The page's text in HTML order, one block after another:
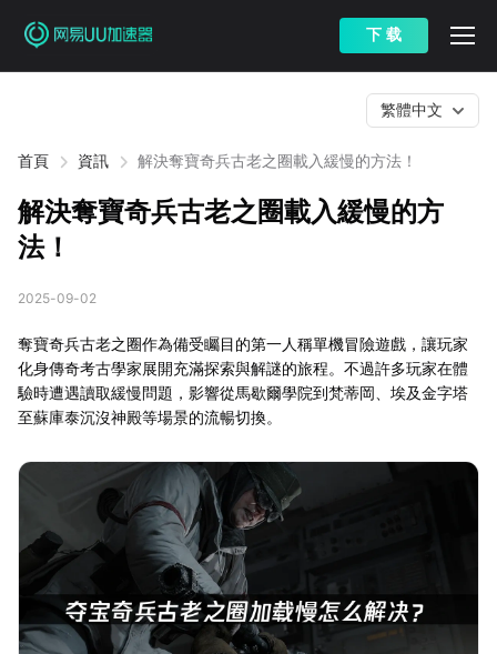
下 载
首頁 資訊 解決奪寶奇兵古老之圈載入緩慢的方法！
繁體中文
解決奪寶奇兵古老之圈載入緩慢的方
法！
2025-09-02
奪寶奇兵古老之圈作為備受矚目的第一人稱單機冒險遊戲，讓玩家
化身傳奇考古學家展開充滿探索與解謎的旅程。不過許多玩家在體
驗時遭遇讀取緩慢問題，影響從馬歇爾學院到梵蒂岡、埃及金字塔
至蘇庫泰沉沒神殿等場景的流暢切換。